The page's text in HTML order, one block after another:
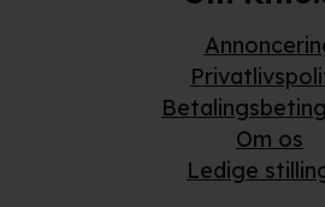
Om os
Ledige